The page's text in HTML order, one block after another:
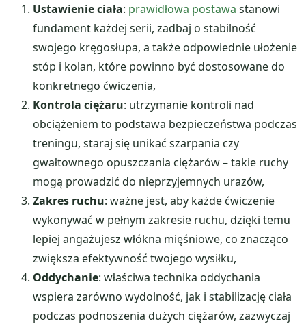
Ustawienie ciała: prawidłowa postawa stanowi
fundament każdej serii, zadbaj o stabilność
swojego kręgosłupa, a także odpowiednie ułożenie
stóp i kolan, które powinno być dostosowane do
konkretnego ćwiczenia,
Kontrola ciężaru: utrzymanie kontroli nad
obciążeniem to podstawa bezpieczeństwa podczas
treningu, staraj się unikać szarpania czy
gwałtownego opuszczania ciężarów – takie ruchy
mogą prowadzić do nieprzyjemnych urazów,
Zakres ruchu: ważne jest, aby każde ćwiczenie
wykonywać w pełnym zakresie ruchu, dzięki temu
lepiej angażujesz włókna mięśniowe, co znacząco
zwiększa efektywność twojego wysiłku,
Oddychanie: właściwa technika oddychania
wspiera zarówno wydolność, jak i stabilizację ciała
podczas podnoszenia dużych ciężarów, zazwyczaj